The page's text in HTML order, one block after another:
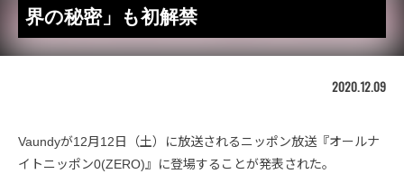
界の秘密」も初解禁
2020.12.09
Vaundyが12月12日（土）に放送されるニッポン放送『オールナ
イトニッポン0(ZERO)』に登場することが発表された。